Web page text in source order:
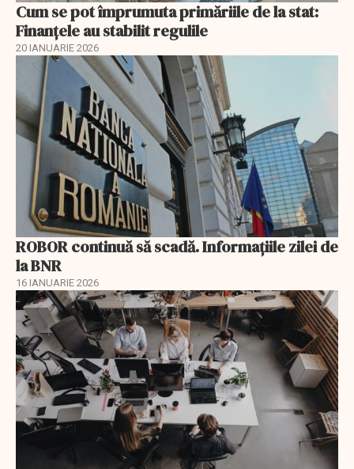
Cum se pot împrumuta primăriile de la stat:
Finanțele au stabilit regulile
20 IANUARIE 2026
ROBOR continuă să scadă. Informaţiile zilei de
la BNR
16 IANUARIE 2026